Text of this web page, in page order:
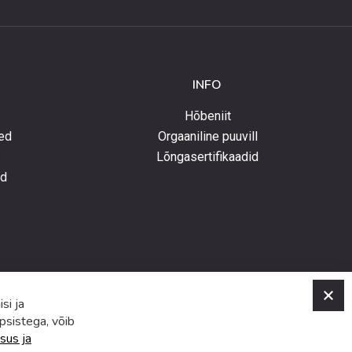
INFO
Hõbeniit
Orgaaniline puuvill
Lõngasertifikaadid
ja
võib
ja